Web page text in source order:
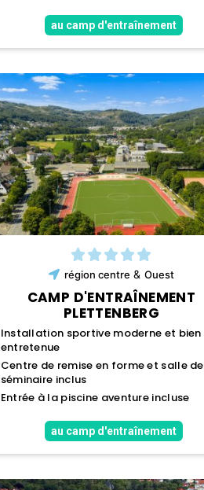
au camp d'entraînement
région centre & Ouest
CAMP D'ENTRAÎNEMENT
PLETTENBERG
Installation sportive moderne et bien
entretenue
Centre de remise en forme et salle de
séminaire inclus
Entrée à la piscine aventure incluse
au camp d'entraînement